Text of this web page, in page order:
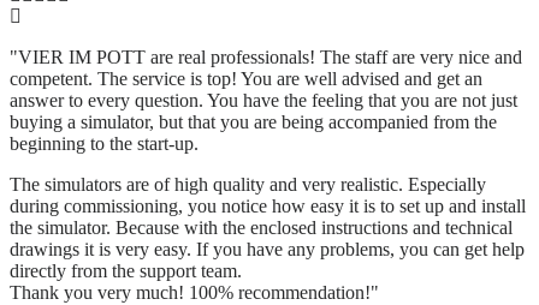
"VIER IM POTT are real professionals! The staff are very nice and
competent. The service is top! You are well advised and get an
answer to every question. You have the feeling that you are not just
buying a simulator, but that you are being accompanied from the
beginning to the start-up.
The simulators are of high quality and very realistic. Especially
during commissioning, you notice how easy it is to set up and install
the simulator. Because with the enclosed instructions and technical
drawings it is very easy. If you have any problems, you can get help
directly from the support team.
Thank you very much! 100% recommendation!"